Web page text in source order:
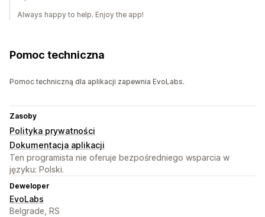
Always happy to help. Enjoy the app!
Pomoc techniczna
Pomoc techniczną dla aplikacji zapewnia EvoLabs.
Zasoby
Polityka prywatności
Dokumentacja aplikacji
Ten programista nie oferuje bezpośredniego wsparcia w
języku: Polski.
Deweloper
EvoLabs
Belgrade, RS